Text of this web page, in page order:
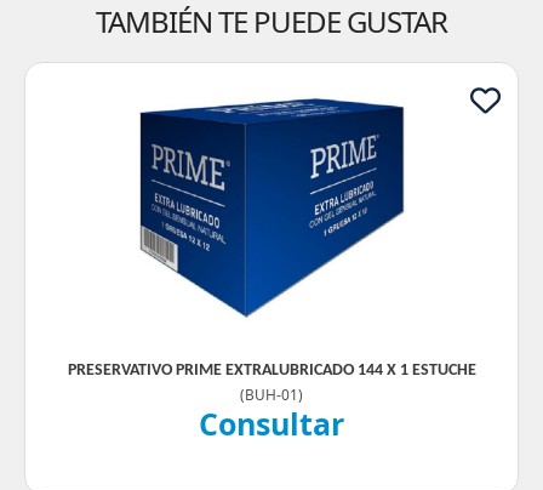
TAMBIÉN TE PUEDE GUSTAR
PRESERVATIVO PRIME EXTRALUBRICADO 144 X 1 ESTUCHE
(BUH-01)
Consultar